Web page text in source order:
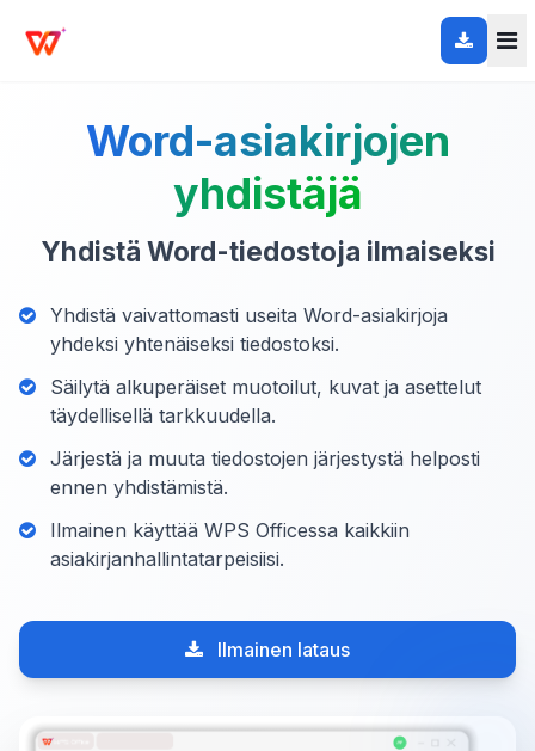
Word-asiakirjojen
yhdistäjä
Yhdistä Word-tiedostoja ilmaiseksi
Yhdistä vaivattomasti useita Word-asiakirjoja
yhdeksi yhtenäiseksi tiedostoksi.
Säilytä alkuperäiset muotoilut, kuvat ja asettelut
täydellisellä tarkkuudella.
Järjestä ja muuta tiedostojen järjestystä helposti
ennen yhdistämistä.
Ilmainen käyttää WPS Officessa kaikkiin
asiakirjanhallintatarpeisiisi.
Ilmainen lataus